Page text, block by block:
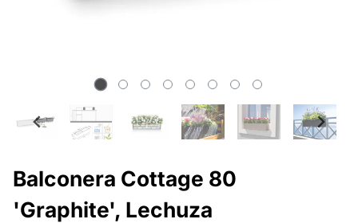
Balconera Cottage 80
'Graphite', Lechuza